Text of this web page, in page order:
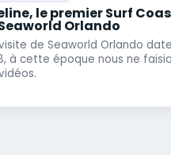
le premier Surf
Orlando
de Seaworld Orlando
à cette époque nous ne